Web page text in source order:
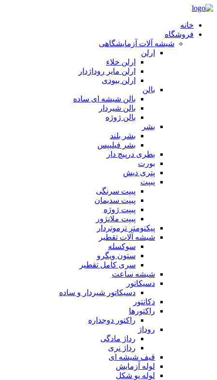
خانه
فروشگاه
شیشه آلات آزمایشگاهی
ارلن
ارلن خلاء
ارلن مایر روداژدار
ارلن بیودی
بالن
بالن شیشه ای ساده
بالن شیردار
بالن ژوژه
بشر
بشر بلند
بشر فیلیپس
بطری درپیچ دار
بورت
پتری دیش
پیپت
پیپت سرنگی
پیپت سدیمان
پیپت ژوژه
پیپت ملانژور
پیکنومتر ترموتردار
شیشه آلات تقطیر
سوکسله
ستون ویگرو
سری کامل تقطیر
شیشه ساعت
دسیکاتور
دسیکاتور شیردار و ساده
دکانتور
راکتورها
راکتور دوجداره
روداژ
رداژ مادگی
رداژ نری
قیف شیشه ای
لوله آزمایش
لوله یو شکل